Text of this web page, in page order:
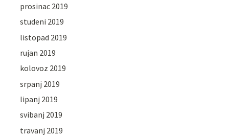
prosinac 2019
studeni 2019
listopad 2019
rujan 2019
kolovoz 2019
srpanj 2019
lipanj 2019
svibanj 2019
travanj 2019